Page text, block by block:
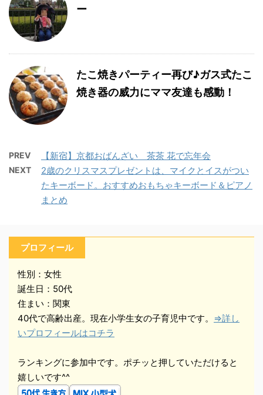
ー
たこ焼きパーティー再び♪ガス式たこ
焼き器の威力にママ友達も感動！
PREV 【新宿】京都おばんざい 茶茶 花で忘年会
NEXT
2歳のクリスマスプレゼントは、マイクとイスがつい
たキーボード。おすすめおもちゃキーボード＆ピアノ
まとめ
プロフィール
性別：女性
誕生日：50代
住まい：関東
40代で高齢出産。現在小学生女の子育児中です。 ⇒詳し
いプロフィールはコチラ
ランキングに参加中です。ポチッと押していただけると
嬉しいです^^